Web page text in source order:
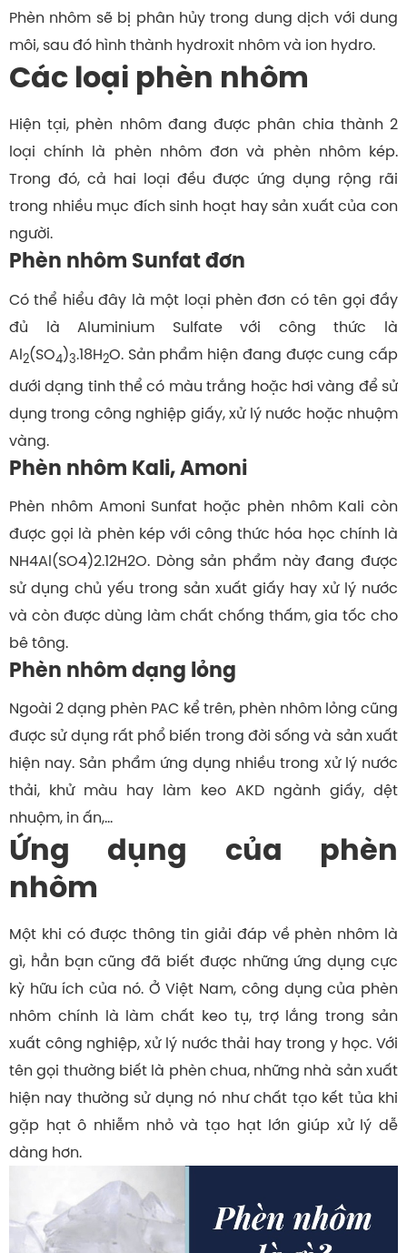
Phèn nhôm sẽ bị phân hủy trong dung dịch với dung
môi, sau đó hình thành hydroxit nhôm và ion hydro.
Các loại phèn nhôm
Hiện tại, phèn nhôm đang được phân chia thành 2
loại chính là phèn nhôm đơn và phèn nhôm kép.
Trong đó, cả hai loại đều được ứng dụng rộng rãi
trong nhiều mục đích sinh hoạt hay sản xuất của con
người.
Phèn nhôm Sunfat đơn
Có thể hiểu đây là một loại phèn đơn có tên gọi đầy
đủ là Aluminium Sulfate với công thức là
Al2(SO4)3.18H2O. Sản phẩm hiện đang được cung cấp
dưới dạng tinh thể có màu trắng hoặc hơi vàng để sử
dụng trong công nghiệp giấy, xử lý nước hoặc nhuộm
vàng.
Phèn nhôm Kali, Amoni
Phèn nhôm Amoni Sunfat hoặc phèn nhôm Kali còn
được gọi là phèn kép với công thức hóa học chính là
NH4Al(SO4)2.12H2O. Dòng sản phẩm này đang được
sử dụng chủ yếu trong sản xuất giấy hay xử lý nước
và còn được dùng làm chất chống thấm, gia tốc cho
bê tông.
Phèn nhôm dạng lỏng
Ngoài 2 dạng phèn PAC kể trên, phèn nhôm lỏng cũng
được sử dụng rất phổ biến trong đời sống và sản xuất
hiện nay. Sản phẩm ứng dụng nhiều trong xử lý nước
thải, khử màu hay làm keo AKD ngành giấy, dệt
nhuộm, in ấn,…
Ứng dụng của phèn
nhôm
Một khi có được thông tin giải đáp về phèn nhôm là
gì, hẳn bạn cũng đã biết được những ứng dụng cực
kỳ hữu ích của nó. Ở Việt Nam, công dụng của phèn
nhôm chính là làm chất keo tụ, trợ lắng trong sản
xuất công nghiệp, xử lý nước thải hay trong y học. Với
tên gọi thường biết là phèn chua, những nhà sản xuất
hiện nay thường sử dụng nó như chất tạo kết tủa khi
gặp hạt ô nhiễm nhỏ và tạo hạt lớn giúp xử lý dễ
dàng hơn.